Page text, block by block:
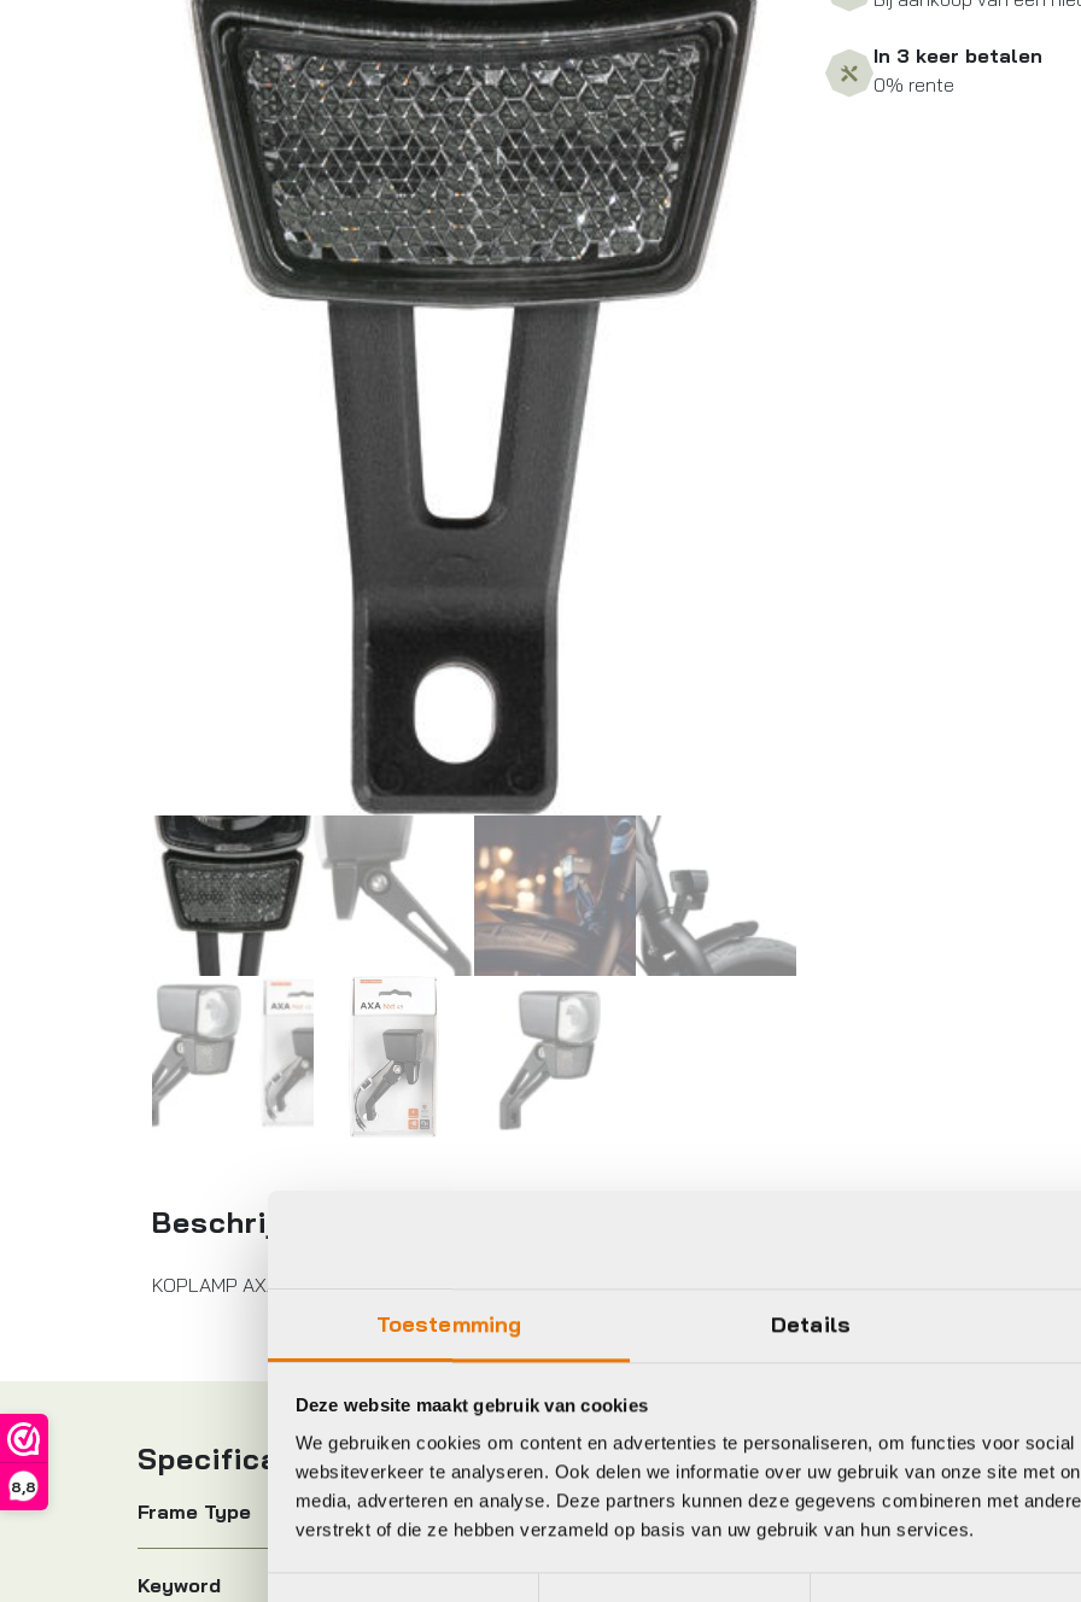
Toestemming Details
Deze website maakt gebruik van cookies
We gebruiken cookies om content en advertenties te personaliseren, om functies voor
websiteverkeer te analyseren. Ook delen we informatie over uw gebruik van onze site met
media, adverteren en analyse. Deze partners kunnen deze gegevens combineren met
verstrekt of die ze hebben verzameld op basis van uw gebruik van hun services.
8,8
Beschrijving
KOPLAMP AXA NXT 45 STEADY DYN ZW
In 3 keer betalen
0% rente
Specificaties
Frame Type Uni Hoofdkleur
Keyword